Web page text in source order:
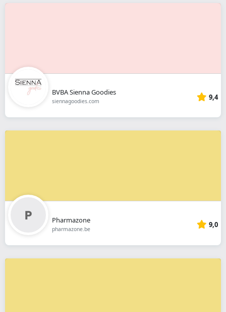
BVBA Sienna Goodies
siennagoodies.com 9,4
Pharmazone
pharmazone.be 9,0